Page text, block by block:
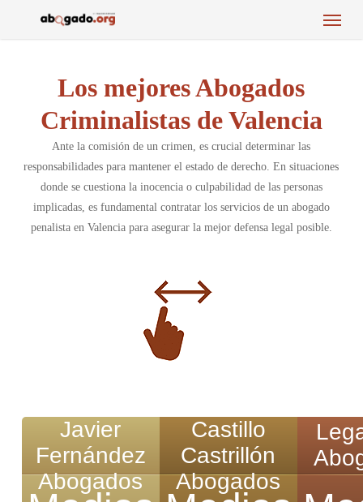
Menu
Los mejores Abogados
Criminalistas de Valencia
Ante la comisión de un crimen, es crucial determinar las
responsabilidades para mantener el estado de derecho. En situaciones
donde se cuestiona la inocencia o culpabilidad de las personas
implicadas, es fundamental contratar los servicios de un abogado
penalista en Valencia para asegurar la mejor defensa legal posible.
Javier
Fernández
Abogados
Castillo
Castrillón
Abogados